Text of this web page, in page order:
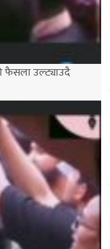
फैसला उल्ट्याउदै